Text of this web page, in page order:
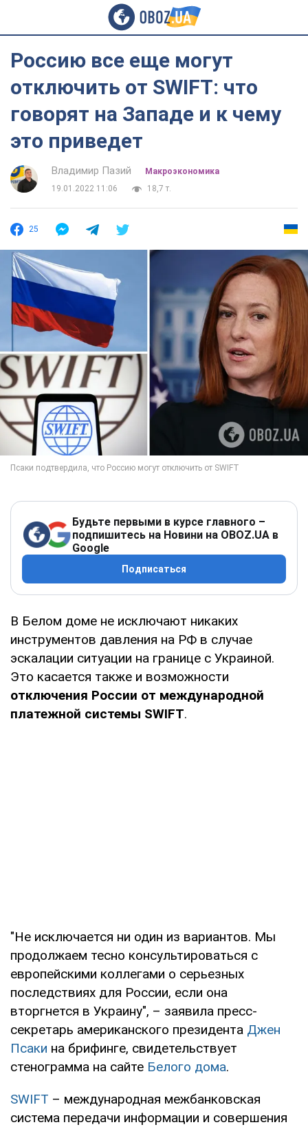
Россию все еще могут
отключить от SWIFT: что
говорят на Западе и к чему
это приведет
Владимир Пазий
Mакроэкономика
19.01.2022 11:06
18,7 т.
25
Будьте первыми в курсе главного –
подпишитесь на Новини на OBOZ.UA в
Google
Подписаться
В Белом доме не исключают никаких
инструментов давления на РФ в случае
эскалации ситуации на границе с Украиной.
Это касается также и возможности
отключения России от международной
платежной системы SWIFT.
"Не исключается ни один из вариантов. Мы
продолжаем тесно консультироваться с
европейскими коллегами о серьезных
последствиях для России, если она
вторгнется в Украину", – заявила пресс-
секретарь американского президента Джен
Псаки на брифинге, свидетельствует
стенограмма на сайте Белого дома.
SWIFT – международная межбанковская
система передачи информации и совершения